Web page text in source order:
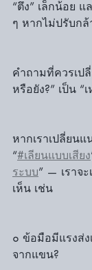
“ตึง” เล็กน้อย
ๆ หากไม่ปรับกล้
คำถามที่ควรเป
หรือยัง?” เป็น “
หากเราเปลี่ยน
“#เลียนแบบเสียง
ระบบ” — เราจ
เห็น เช่น
๐ ข้อมือมีแรงส่ง
จากแขน?